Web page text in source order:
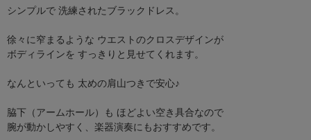
シンプルで 洗練されたブラックドレス。
徐々に窄まるような ウエストのクロスデザインが
ボディラインを すっきりと見せてくれます。
なんといっても 太めの肩山つきで安心♪
脇下（アームホール）も ほどよい空き具合なので
腕が動かしやすく、楽器演奏にもおすすめです。